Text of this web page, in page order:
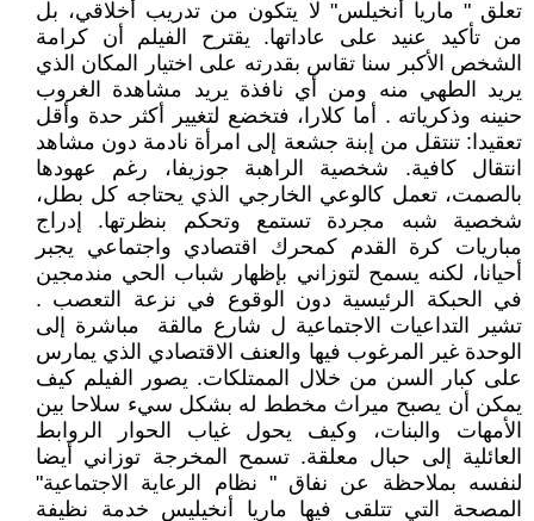
‏تعلق " ماريا أنخيلس" لا يتكون من تدريب أخلاقي، بل
من تأكيد عنيد على عاداتها. يقترح الفيلم أن كرامة
الشخص الأكبر سنا تقاس بقدرته على اختيار المكان الذي
يريد الطهي منه ومن أي نافذة يريد مشاهدة الغروب
حنينه وذكرياته . أما كلارا، فتخضع لتغيير أكثر حدة وأقل
تعقيدا: تنتقل من إبنة جشعة إلى امرأة نادمة دون مشاهد
انتقال كافية. شخصية الراهبة جوزيفا، رغم عهودها
بالصمت، تعمل كالوعي الخارجي الذي يحتاجه كل بطل،
شخصية شبه مجردة تستمع وتحكم بنظرتها. إدراج
مباريات كرة القدم كمحرك اقتصادي واجتماعي يجبر
أحيانا، لكنه يسمح لتوزاني بإظهار شباب الحي مندمجين
في الحبكة الرئيسية دون الوقوع في نزعة التعصب .
تشير التداعيات الاجتماعية ‏‏ل شارع مالقة ‏‏ مباشرة إلى
الوحدة غير المرغوب فيها والعنف الاقتصادي الذي يمارس
على كبار السن من خلال الممتلكات. يصور الفيلم كيف
يمكن أن يصبح ميراث مخطط له بشكل سيء سلاحا بين
الأمهات والبنات، وكيف يحول غياب الحوار الروابط
العائلية إلى حبال معلقة. تسمح المخرجة توزاني أيضا
لنفسه بملاحظة عن نفاق " نظام الرعاية الاجتماعية"
المصحة التي تتلقى فيها ماريا أنخيليس خدمة نظيفة